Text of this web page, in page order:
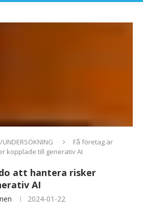
UNDERSÖKNING
Få företag är
kopplade till generativ AI
att hantera risker
AI
2024-01-22